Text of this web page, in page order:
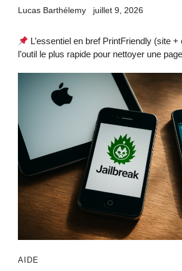
Lucas Barthélemy juillet 9, 2026
L’essentiel en bref PrintFriendly (site
l’outil le plus rapide pour nettoyer une
AIDE